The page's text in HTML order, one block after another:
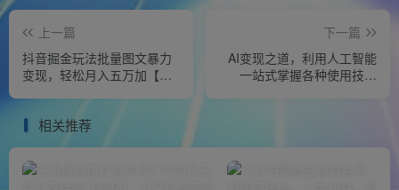
上一篇
抖音掘金玩法批量图文暴力
变现，轻松月入五万加【揭
下一篇
AI变现之道，利用人工智能
一站式掌握各种使用技能
相关推荐